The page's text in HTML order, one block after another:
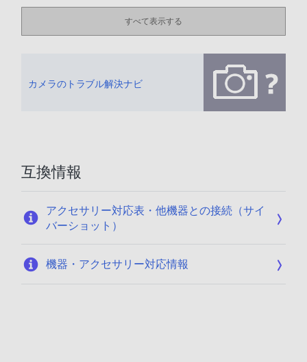
すべて表示する
カメラのトラブル解決ナビ
互換情報
アクセサリー対応表・他機器との接続（サイ
バーショット）
機器・アクセサリー対応情報